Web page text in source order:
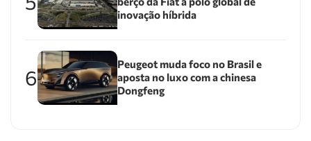
inovação híbrida
6
Peugeot muda foco no Brasil e
aposta no luxo com a chinesa
Dongfeng